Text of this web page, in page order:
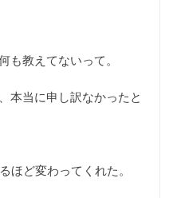
も教えてないって。
本当に申し訳なかったと
ほど変わってくれた。